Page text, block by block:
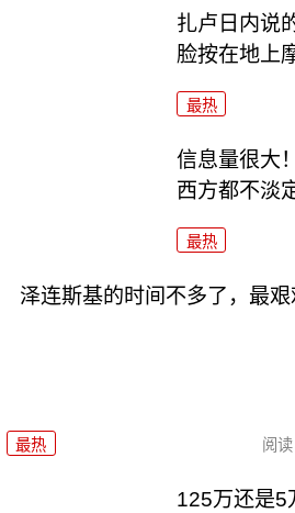
扎卢日内说
脸按在地上
最热
信息量很大
西方都不淡
最热
泽连斯基的时间不多了，最
最热 阅读
125万还是5